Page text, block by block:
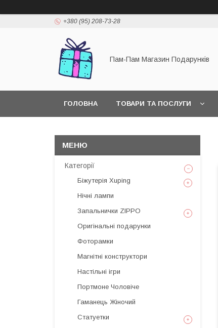
+380 (95) 208-73-28
Пам-Пам Магазин Подарунків
ГОЛОВНА ТОВАРИ ТА ПОСЛУГИ
Категорії
Біжутерія Xuping
Нічні лампи
Запальнички ZIPPO
Оригінальні подарунки
Фоторамки
Магнітні конструктори
Настільні ігри
Портмоне Чоловіче
Гаманець Жіночий
Статуетки